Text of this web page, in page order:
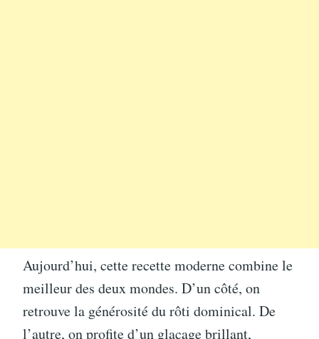
Aujourd’hui, cette recette moderne combine le
meilleur des deux mondes. D’un côté, on
retrouve la générosité du rôti dominical. De
l’autre, on profite d’un glaçage brillant,